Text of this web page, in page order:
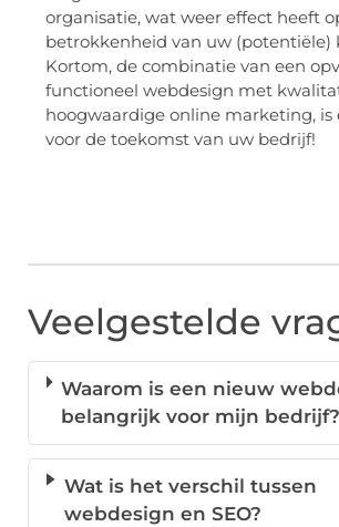
organisatie, wat weer effect heeft
betrokkenheid van uw (potentiële)
Kortom, de combinatie van een
functioneel webdesign met
hoogwaardige online marketing, is
voor de toekomst van uw bedrijf!
Veelgestelde
Waarom is een nieuw
belangrijk voor mijn bedrijf?
Wat is het verschil tussen
webdesign en SEO?